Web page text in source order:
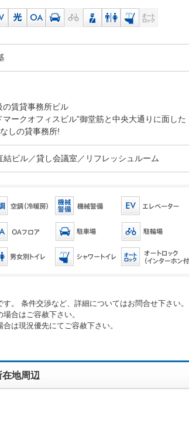
の賃貸事務所ビル
ークオフィスビル”御堂筋と中央大通りに面した
しの貸事務所!
結ビル／貸し会議室／リフレッシュルーム
。 条件交渉など、詳細についてはお問合せ下さい。
合はご容赦下さい。
は現況優先にてご容赦下さい。
地周辺